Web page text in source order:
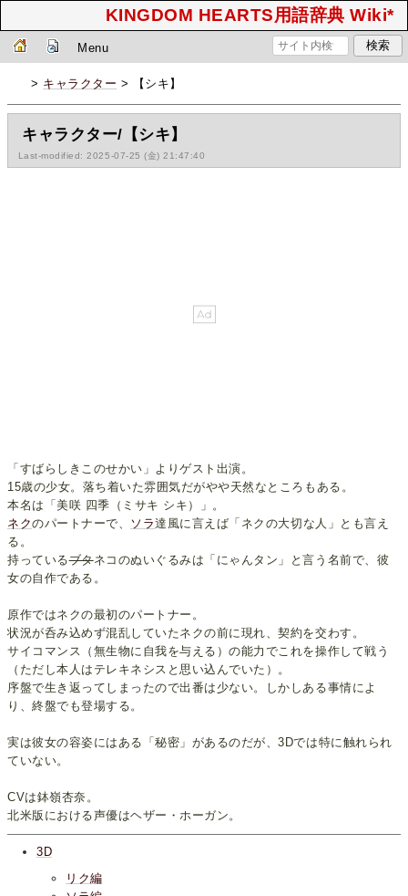
KINGDOM HEARTS用語辞典 Wiki*
Menu
> キャラクター > 【シキ】
キャラクター/【シキ】
Last-modified: 2025-07-25 (金) 21:47:40
「すばらしきこのせかい」よりゲスト出演。
15歳の少女。落ち着いた雰囲気だがやや天然なところもある。
本名は「美咲 四季（ミサキ シキ）」。
ネクのパートナーで、 ソラ達風に言えば「ネクの大切な人」とも言え
る。
持っているブタネコのぬいぐるみは「にゃんタン」と言う名前で、彼
女の自作である。
原作ではネクの最初のパートナー。
状況が呑み込めず混乱していたネクの前に現れ、契約を交わす。
サイコマンス（無生物に自我を与える）の能力でこれを操作して戦う
（ただし本人はテレキネシスと思い込んでいた）。
序盤で生き返ってしまったので出番は少ない。しかしある事情によ
り、終盤でも登場する。
実は彼女の容姿にはある「秘密」があるのだが、3Dでは特に触れられ
ていない。
CVは鉢嶺杏奈。
北米版における声優はヘザー・ホーガン。
3D
リク編